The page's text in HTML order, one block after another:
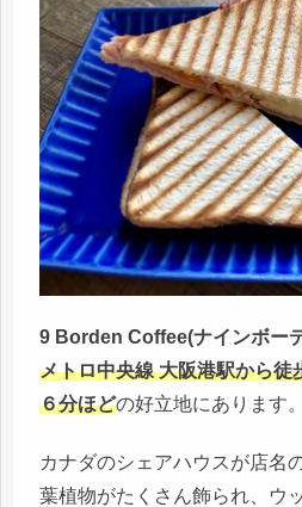
9 Borden Coffee(ナインボー
メトロ中央線 大阪港駅から徒
６分ほどの好立地にあります。
カナダのシェアハウスが店名
葉植物がたくさん飾られ、ウ